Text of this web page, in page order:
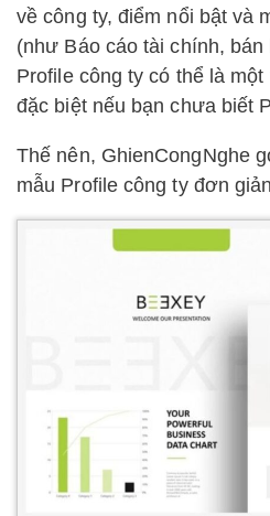
về công ty, điểm nổi bật và
(như Báo cáo tài chính,
Profile công ty có thể là
đặc biệt nếu bạn chưa biết
Thế nên, GhienCongNghe
mẫu Profile công ty đơn